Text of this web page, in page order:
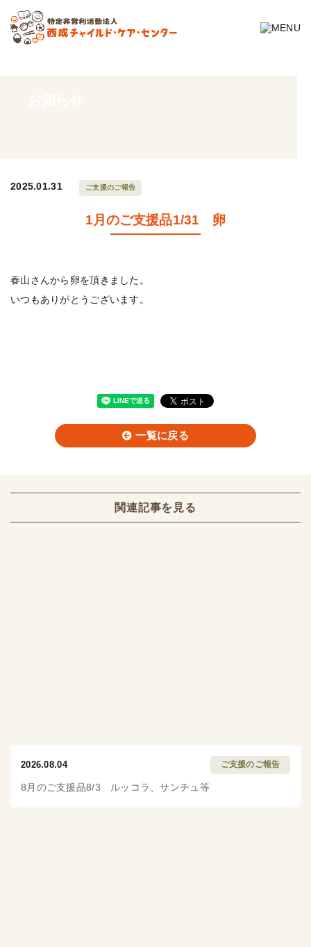
2025.01.31 ご支援のご報告
1月のご支援品1/31 卵
春山さんから卵を頂きました。
いつもありがとうございます。
一覧に戻る
関連記事を見る
2026.08.04 ご支援のご報告
8月のご支援品8/3 ルッコラ、サンチュ等